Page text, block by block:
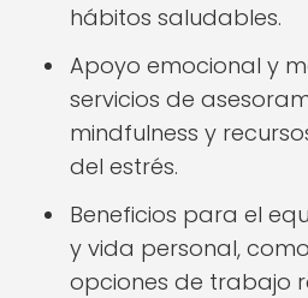
hábitos saludables.
Apoyo emocional y
servicios de
mindfulness y
del estrés.
Beneficios para el
y vida personal,
opciones de trabajo